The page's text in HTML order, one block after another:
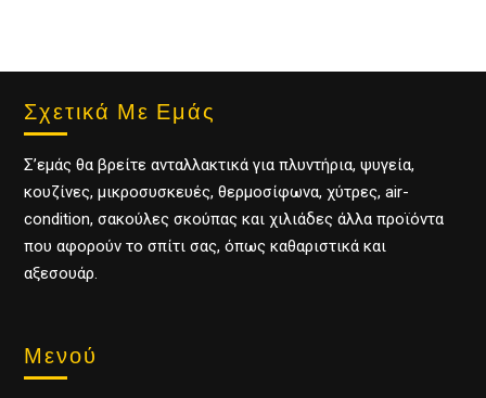
Σχετικά Με Εμάς
Σ’εμάς θα βρείτε ανταλλακτικά για πλυντήρια, ψυγεία,
κουζίνες, μικροσυσκευές, θερμοσίφωνα, χύτρες, air-
condition, σακούλες σκούπας και χιλιάδες άλλα προϊόντα
που αφορούν το σπίτι σας, όπως καθαριστικά και
αξεσουάρ.
Μενού